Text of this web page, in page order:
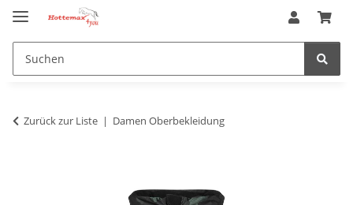
Zurück zur Liste Damen Oberbekleidung